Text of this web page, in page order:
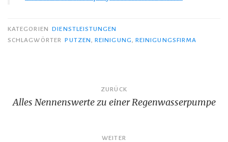
KATEGORIEN DIENSTLEISTUNGEN
SCHLAGWÖRTER PUTZEN,REINIGUNG, REINIGUNGSFIRMA
Beitragsnavigation
ZURÜCK
Alles Nennenswerte zu einer Regenwasserpumpe
WEITER